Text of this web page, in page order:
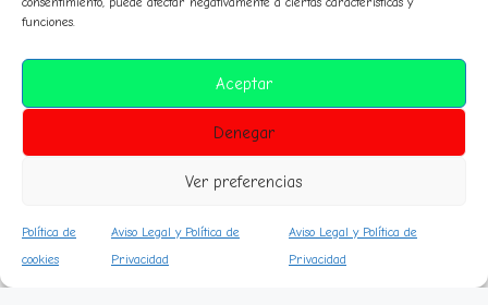
funciones.
Aceptar
Denegar
Ver preferencias
Política de
cookies
Aviso Legal y Política de
Privacidad
Aviso Legal y Política de
Privacidad
59º
audio
Clasificaciones composición
normas premiosespeciales
sorteo
© Carlos Astiz 2026 World Leagues Championship •